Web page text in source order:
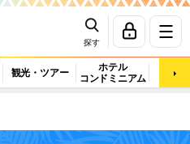
探す
観光・ツアー
ホテル
コンドミニアム
マッ